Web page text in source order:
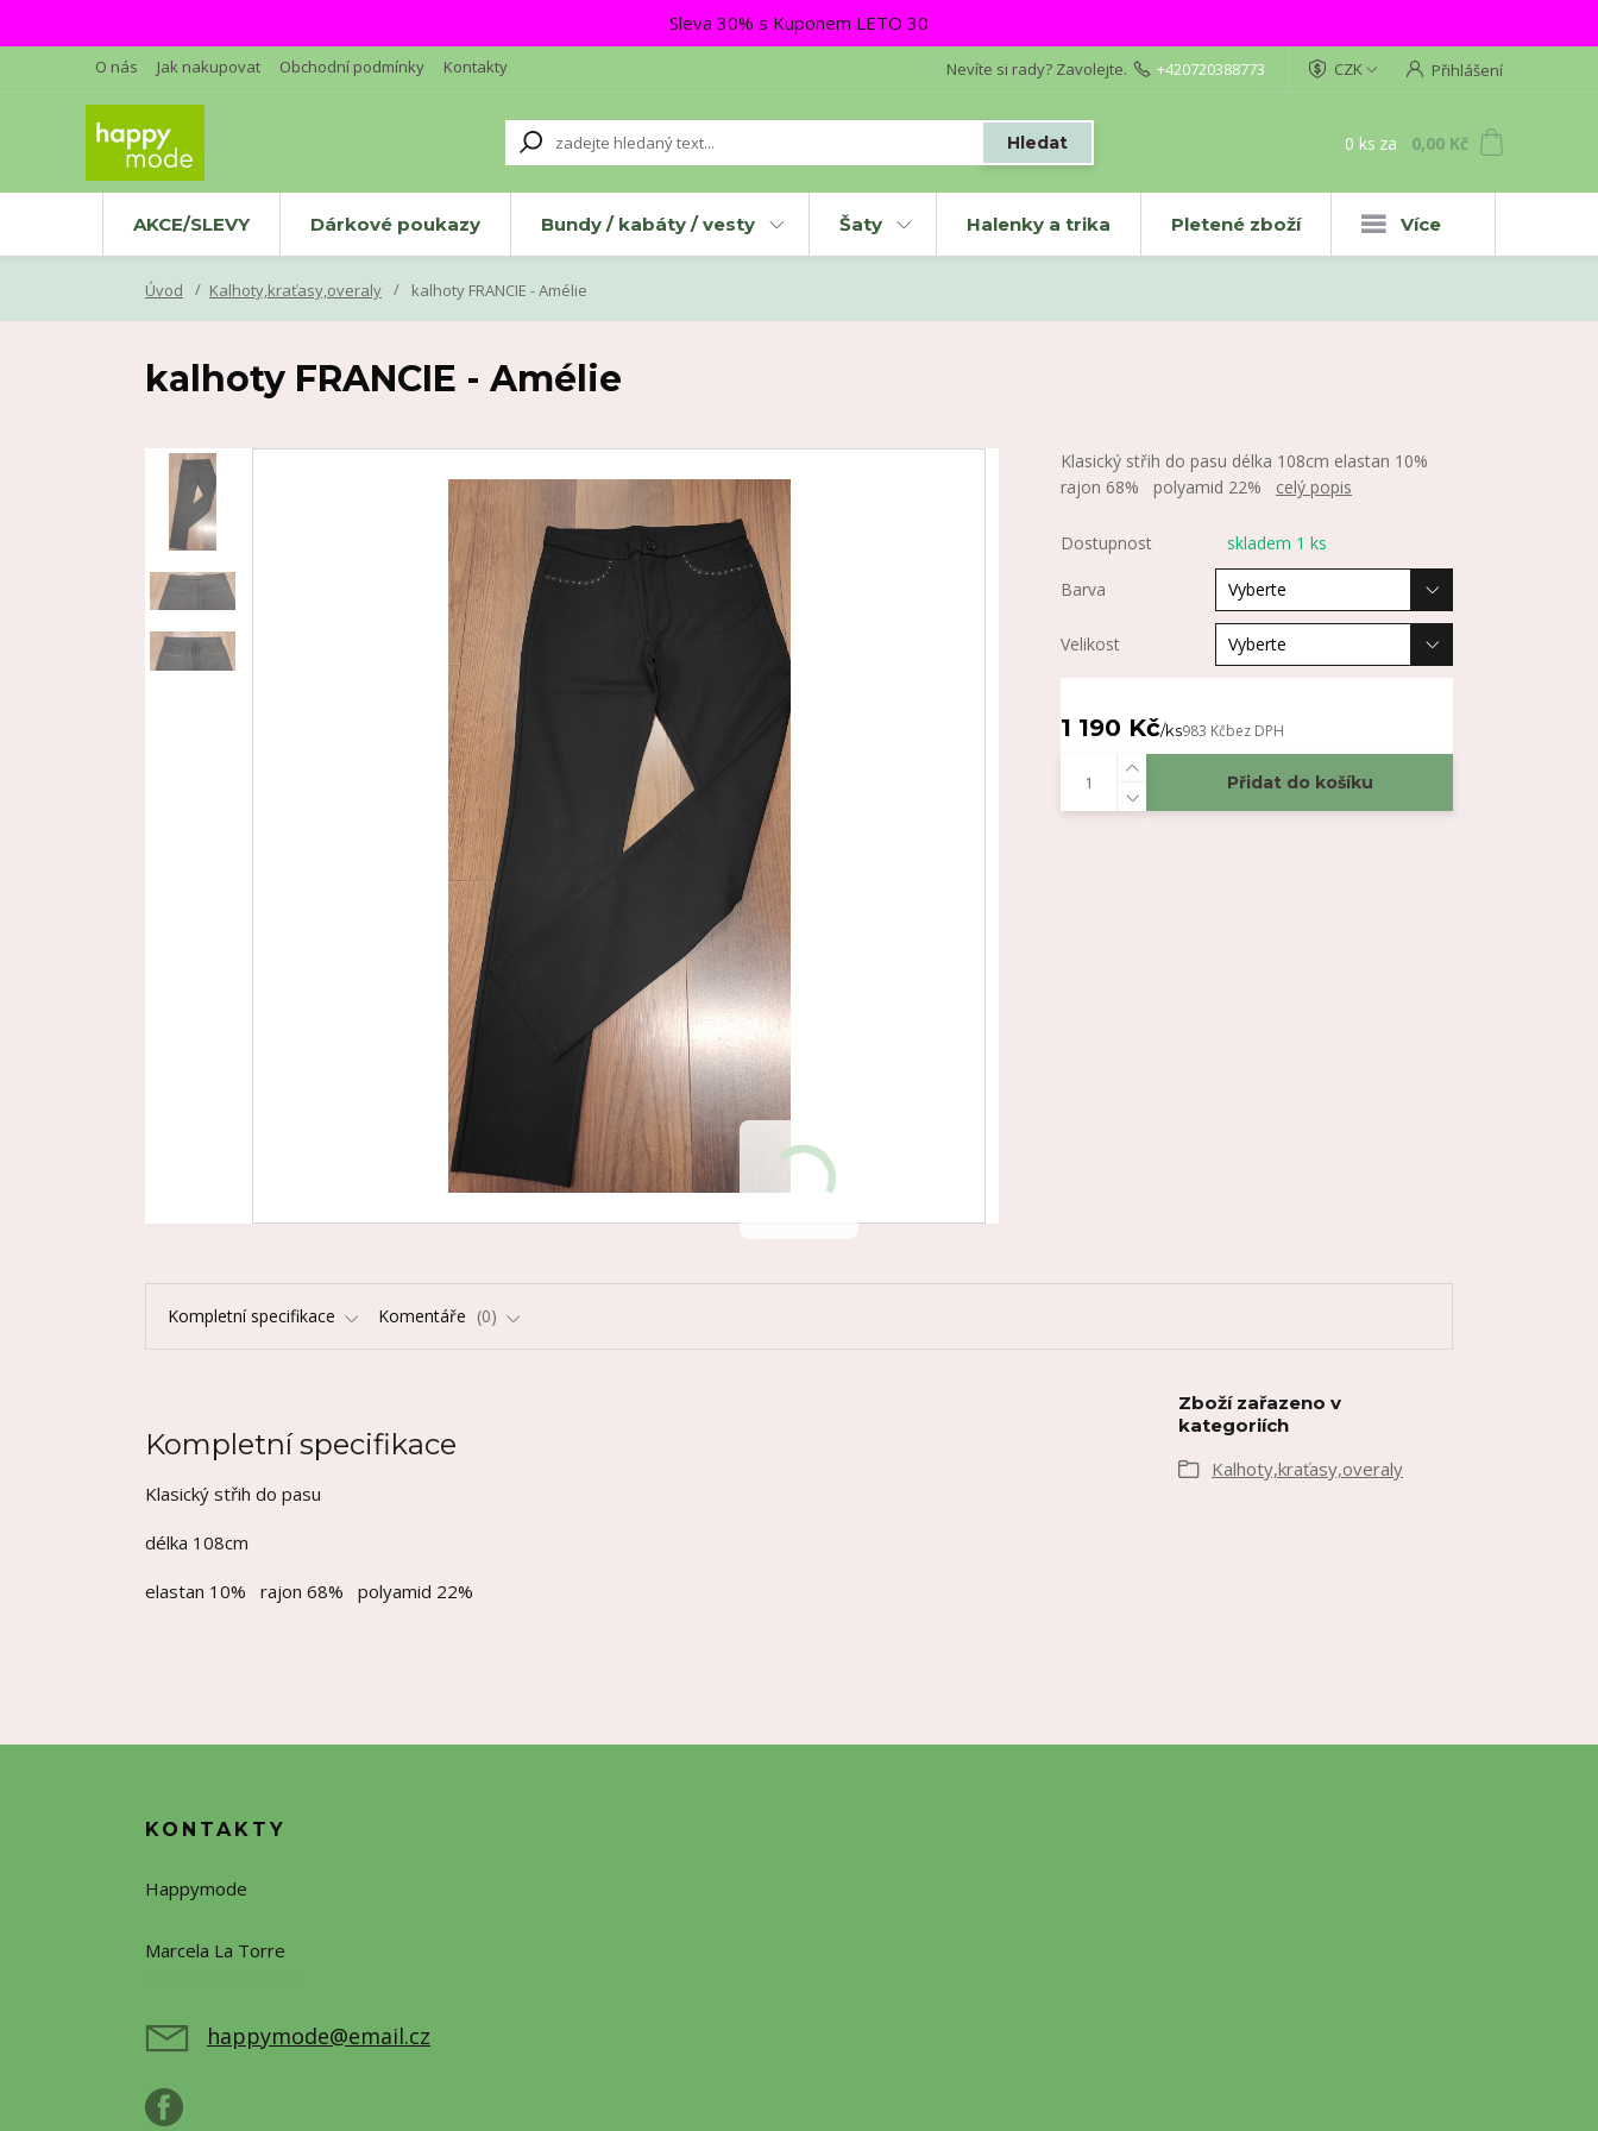
Sleva 30% s Kuponem LETO 30
O nás Jak nakupovat Obchodní podmínky Kontakty CZK Přihlášení
Hledat
Nevíte si rady? Zavolejte. +420720388773
0 ks za 0,00 Kč
AKCE/SLEVY Dárkové poukazy Bundy / kabáty / vesty Šaty Halenky a trika Pletené zboží Více
Úvod Kalhoty,kraťasy,overaly kalhoty FRANCIE - Amélie
kalhoty FRANCIE - Amélie
Klasický střih do pasu délka 108cm elastan 10%
rajon 68% polyamid 22% celý popis
Dostupnost skladem 1 ks
Barva
Velikost
1 190 Kč/ks983 Kčbez DPH
Přidat do košíku
Kompletní specifikace Komentáře 0
Kompletní specifikace
Klasický střih do pasu
délka 108cm
elastan 10% rajon 68% polyamid 22%
Zboží zařazeno v
kategoriích
Kalhoty,kraťasy,overaly
KONTAKTY
Happymode
Marcela La Torre
happymode@email.cz